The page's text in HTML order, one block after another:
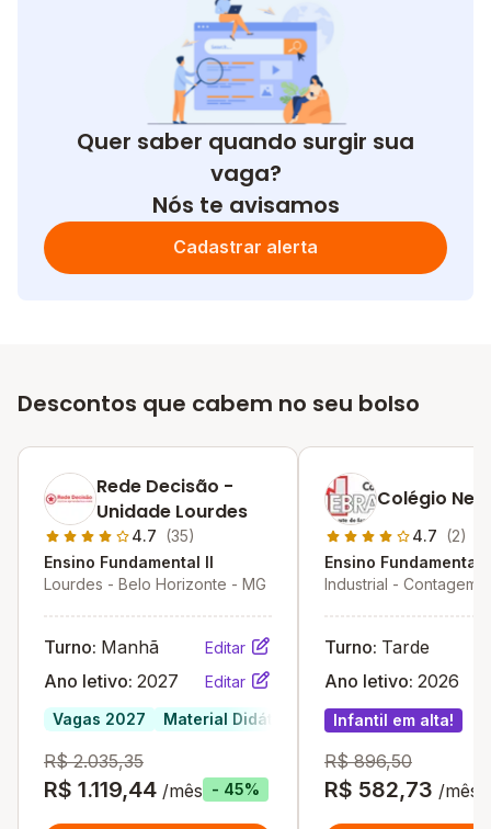
Quer saber quando surgir sua
vaga?
Nós te avisamos
Cadastrar alerta
Descontos que cabem no seu bolso
Rede Decisão -
Unidade Lourdes
4.7 (35)
Ensino Fundamental II
Lourdes - Belo Horizonte - MG
Turno: Manhã Editar
Ano letivo: 2027
Editar
Vagas 2027
Material Didático Incluso Infantil em
R$ 2.035,35
R$ 1.119,44 /mês - 45%
Colégio
4.7 (2)
Ensino Fundamental
Industrial - Contagem -
Turno: Tarde
Ano letivo: 2026
Infantil em alta!
R$ 896,50
R$ 582,73 /mês